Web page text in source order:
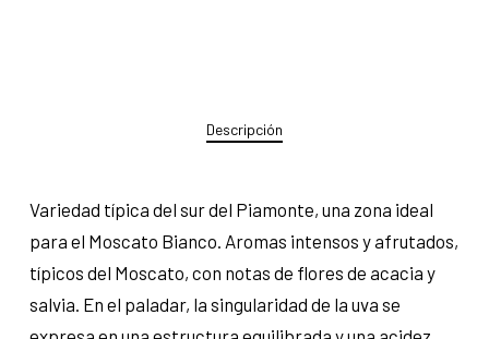
Descripción
Variedad típica del sur del Piamonte, una zona ideal
para el Moscato Bianco. Aromas intensos y afrutados,
típicos del Moscato, con notas de flores de acacia y
salvia. En el paladar, la singularidad de la uva se